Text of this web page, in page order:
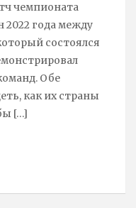
чемпионата
года между
состоялся
Обе
как их страны
[…]